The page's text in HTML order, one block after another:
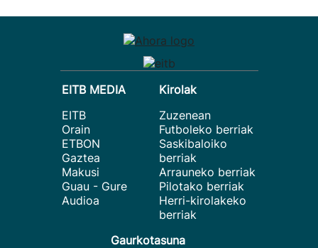
EITB MEDIA
EITB
Orain
ETBON
Gaztea
Makusi
Guau - Gure
Audioa
Kirolak
Zuzenean
Futboleko berriak
Saskibaloiko
berriak
Arrauneko berriak
Pilotako berriak
Herri-kirolakeko
berriak
Gaurkotasuna